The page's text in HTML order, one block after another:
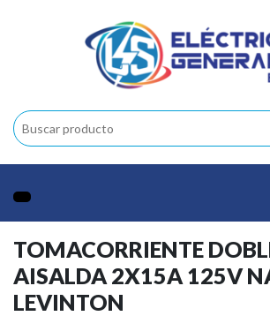
TOMACORRIENTE
AISALDA 2X15A 125V
LEVINTON